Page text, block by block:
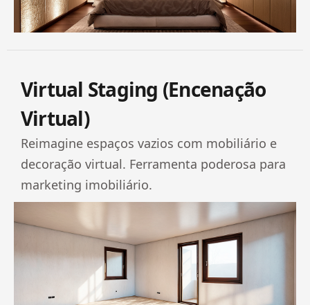
Virtual Staging (Encenação
Virtual)
Reimagine espaços vazios com mobiliário e
decoração virtual. Ferramenta poderosa para
marketing imobiliário.